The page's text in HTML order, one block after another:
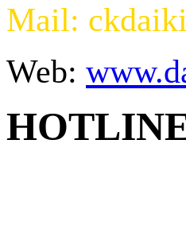
Mail:
Web: